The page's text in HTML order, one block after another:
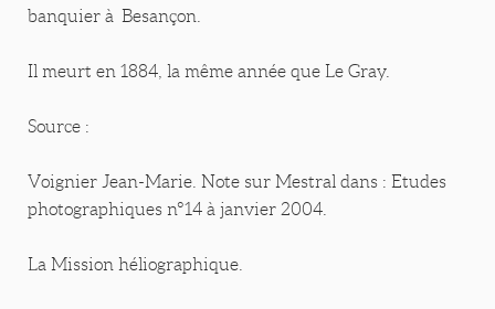
banquier à Besançon.
Il meurt en 1884, la même année que Le Gray.
Source :
Voignier Jean-Marie. Note sur Mestral dans : Etudes
photographiques n°14 à janvier 2004.
La Mission héliographique.